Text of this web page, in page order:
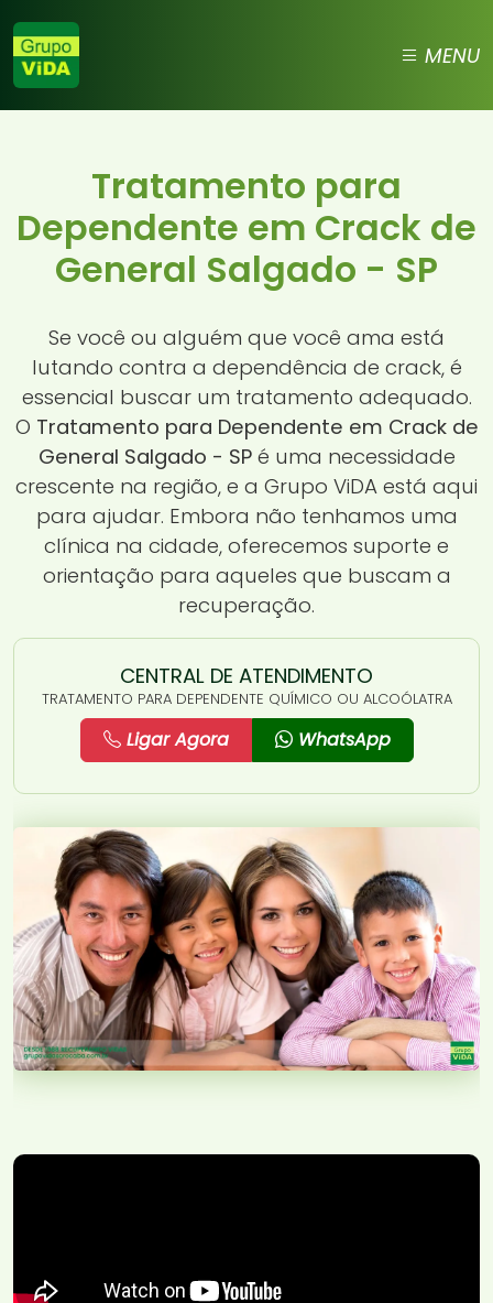
MENU
Tratamento para
Dependente em Crack de
General Salgado - SP
Se você ou alguém que você ama está
lutando contra a dependência de crack, é
essencial buscar um tratamento adequado.
O Tratamento para Dependente em Crack de
General Salgado - SPé uma necessidade
crescente na região, e a Grupo ViDA está aqui
para ajudar. Embora não tenhamos uma
clínica na cidade, oferecemos suporte e
orientação para aqueles que buscam a
recuperação.
CENTRAL DE ATENDIMENTO
TRATAMENTO PARA DEPENDENTE QUÍMICO OU ALCOÓLATRA
Ligar Agora WhatsApp